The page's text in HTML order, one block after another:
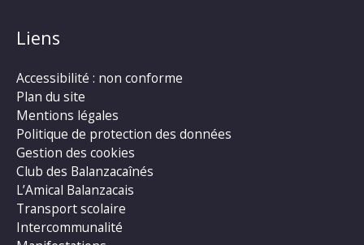
Liens
Accessibilité : non conforme
Plan du site
Mentions légales
Politique de protection des données
Gestion des cookies
Club des Balanzacaînés
L’Amical Balanzacais
Transport scolaire
Intercommunalité